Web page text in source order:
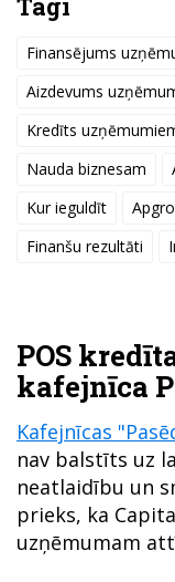
POS
kafejnīca
Kafejnīcas
nav balstīts uz
neatlaidību un
prieks, ka
uzņēmumam
Finansējums
Aizdevums
Kredīts
Nauda biznesam
Kur ieguldīt
Finanšu rezultāti